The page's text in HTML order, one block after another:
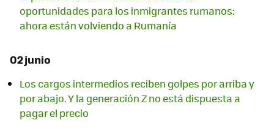
oportunidades para los inmigrantes rumanos:
ahora están volviendo a Rumanía
02 junio
Los cargos intermedios reciben golpes por arriba y
por abajo. Y la generación Z no está dispuesta a
pagar el precio